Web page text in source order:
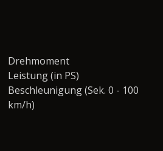
Drehmoment
Leistung (in PS)
Beschleunigung (Sek. 0 - 100
km/h)